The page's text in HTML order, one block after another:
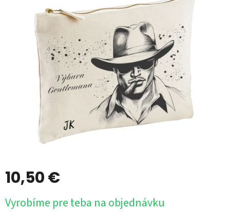
hviezdičiek.
10,50 €
cena:
Vyrobíme pre teba na objednávku